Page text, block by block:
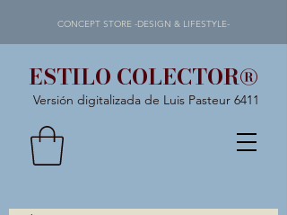
ESTILO COLECTOR®
Versión digitalizada de Luis Pasteur 6411
CONCEPT STORE -DESIGN & LIFESTYLE-